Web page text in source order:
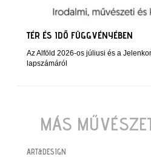
TÉR ÉS IDŐ FÜGGVÉNYÉBEN
Az Alföld 2026-os júliusi és a
lapszámáról
MÁS
ART&DESIGN